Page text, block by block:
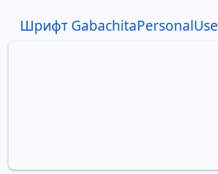
Шрифт GabachitaPersonalUse